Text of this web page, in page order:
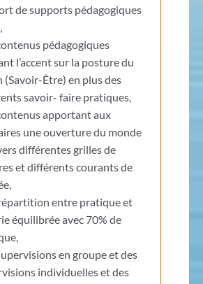
de supports pédagogiques
pédagogiques
l’accent sur la posture du
(Savoir-Être) en plus des
savoir- faire pratiques,
apportant aux
une ouverture du monde
différentes grilles de
et différents courants de
entre pratique et
équilibrée avec 70% de
en groupe et des
individuelles et des